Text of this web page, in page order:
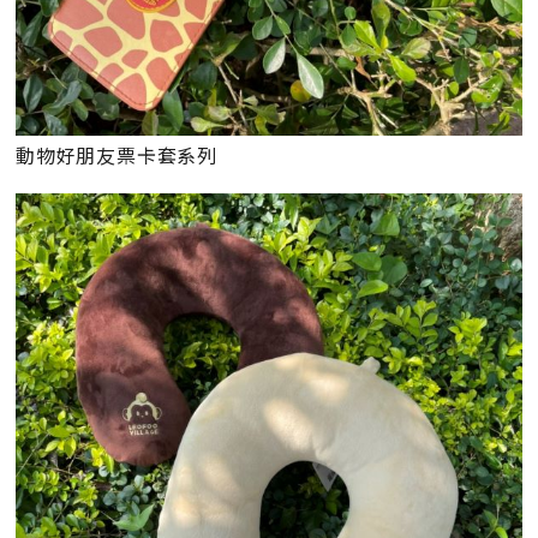
動物好朋友票卡套系列